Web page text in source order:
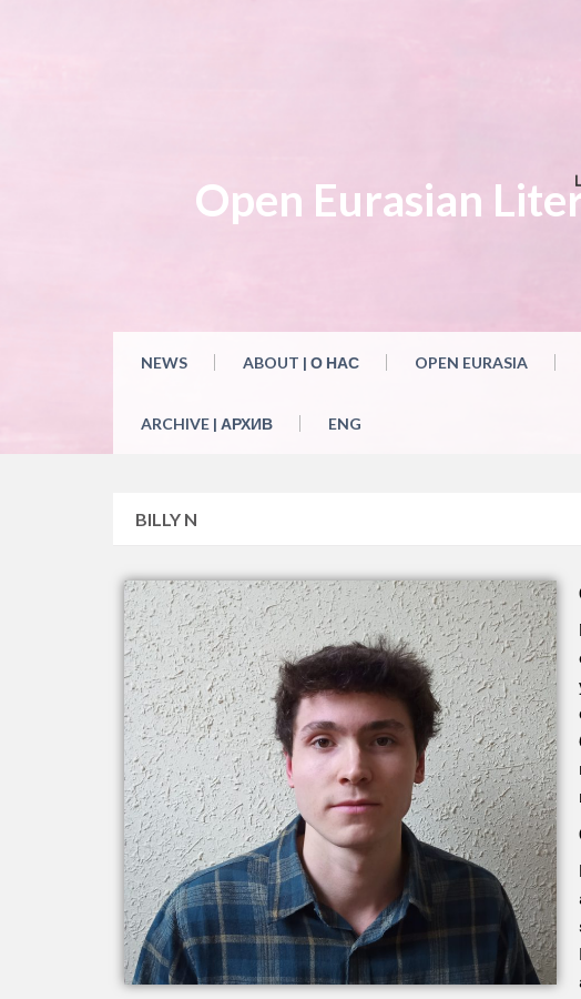
Open Eurasian
NEWS ABOUT | О НАС OPEN EURASIA
ARCHIVE | АРХИВ ENG
BILLY N